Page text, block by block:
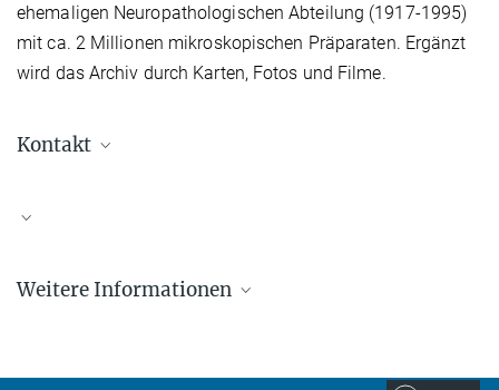
ehemaligen Neuropathologischen Abteilung (1917-1995)
mit ca. 2 Millionen mikroskopischen Präparaten. Ergänzt
wird das Archiv durch Karten, Fotos und Filme.
Kontakt
Weitere Informationen